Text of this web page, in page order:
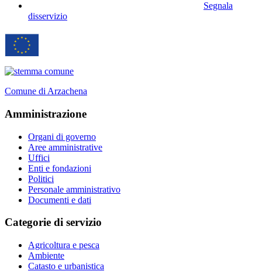
Segnala
disservizio
Comune di Arzachena
Amministrazione
Organi di governo
Aree amministrative
Uffici
Enti e fondazioni
Politici
Personale amministrativo
Documenti e dati
Categorie di servizio
Agricoltura e pesca
Ambiente
Catasto e urbanistica